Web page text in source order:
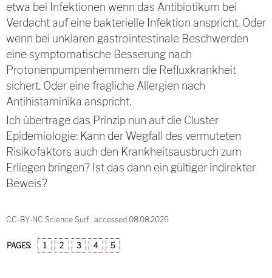
etwa bei Infektionen wenn das Antibiotikum bei
Verdacht auf eine bakterielle Infektion anspricht. Oder
wenn bei unklaren gastrointestinale Beschwerden
eine symptomatische Besserung nach
Protonenpumpenhemmern die Refluxkrankheit
sichert. Oder eine fragliche Allergien nach
Antihistaminika anspricht.
Ich übertrage das Prinzip nun auf die Cluster
Epidemiologie: Kann der Wegfall des vermuteten
Risikofaktors auch den Krankheitsausbruch zum
Erliegen bringen? Ist das dann ein gültiger indirekter
Beweis?
CC-BY-NC Science Surf , accessed 08.08.2026
PAGES: 1 2 3 4 5